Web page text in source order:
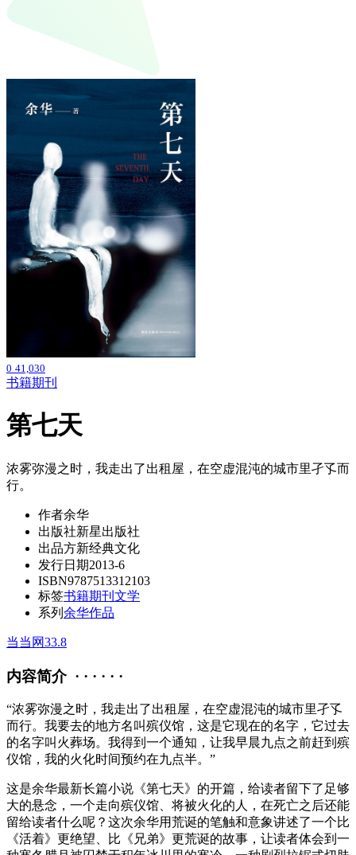
0 41,030
书籍期刊
第七天
浓雾弥漫之时，我走出了出租屋，在空虚混沌的城市里孑孓而
行。
作者余华
出版社新星出版社
出品方新经典文化
发行日期2013-6
ISBN9787513312103
标签书籍期刊 文学
系列 余华作品
当当网33.8
内容简介 · · · · · ·
“浓雾弥漫之时，我走出了出租屋，在空虚混沌的城市里孑孓
而行。我要去的地方名叫殡仪馆，这是它现在的名字，它过去
的名字叫火葬场。我得到一个通知，让我早晨九点之前赶到殡
仪馆，我的火化时间预约在九点半。”
这是余华最新长篇小说《第七天》的开篇，给读者留下了足够
大的悬念，一个走向殡仪馆、将被火化的人，在死亡之后还能
留给读者什么呢？这次余华用荒诞的笔触和意象讲述了一个比
《活着》更绝望、比《兄弟》更荒诞的故事，让读者体会到一